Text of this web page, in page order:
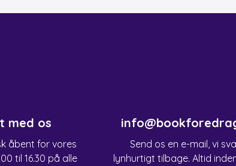
med os
åbent for vores
til 16.30 på alle
Send os en e-mail, vi
lynhurtigt tilbage. Altid